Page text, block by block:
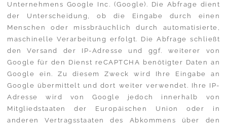
Unternehmens Google Inc. (Google). Die Abfrage dient
der Unterscheidung, ob die Eingabe durch einen
Menschen oder missbräuchlich durch automatisierte,
maschinelle Verarbeitung erfolgt. Die Abfrage schließt
den Versand der IP-Adresse und ggf. weiterer von
Google für den Dienst reCAPTCHA benötigter Daten an
Google ein. Zu diesem Zweck wird Ihre Eingabe an
Google übermittelt und dort weiter verwendet. Ihre IP-
Adresse wird von Google jedoch innerhalb von
Mitgliedstaaten der Europäischen Union oder in
anderen Vertragsstaaten des Abkommens über den